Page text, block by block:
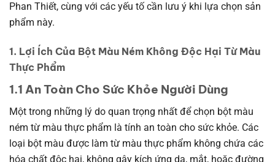
Phan Thiết, cùng với các yếu tố cần lưu ý khi lựa chọn sản
phẩm này.
1. Lợi Ích Của Bột Màu Ném Không Độc Hại Từ Màu
Thực Phẩm
1.1 An Toàn Cho Sức Khỏe Người Dùng
Một trong những lý do quan trọng nhất để chọn bột màu
ném từ màu thực phẩm là tính an toàn cho sức khỏe. Các
loại bột màu được làm từ màu thực phẩm không chứa các
hóa chất độc hại, không gây kích ứng da, mắt, hoặc đường